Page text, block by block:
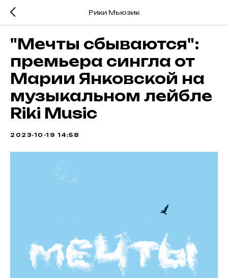
Рики Мьюзик
"Мечты сбываются":
премьера сингла от
Марии Янковской на
музыкальном лейбле
Riki Music
2023-10-19 14:58